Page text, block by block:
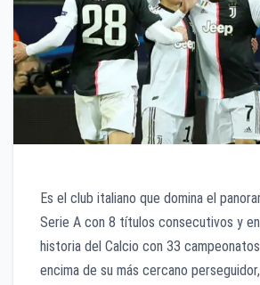
Es el club italiano que domina el
Serie A con 8 títulos consecutivos y
historia del Calcio con 33
encima de su más cercano